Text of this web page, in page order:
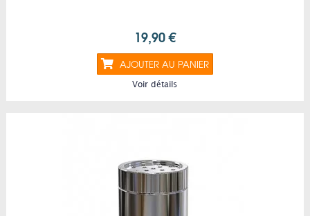
19,90 €
AJOUTER AU PANIER
Voir détails